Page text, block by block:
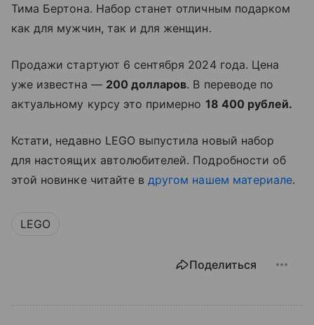
Тима Бертона. Набор станет отличным подарком
как для мужчин, так и для женщин.
Продажи стартуют 6 сентября 2024 года. Цена
уже известна — 200 долларов. В переводе по
актуальному курсу это примерно 18 400 рублей.
Кстати, недавно LEGO выпустила новый набор
для настоящих автолюбителей. Подробности об
этой новинке читайте вдругом нашем материале.
LEGO
Поделиться